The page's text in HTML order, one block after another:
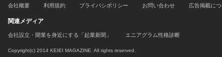
会社概要 利用規約 プライバシポリシー お問い合わせ 広告掲載に
関連メディア
会社設立・開業を身近にする「起業新聞」 エニアグラム性格診断
Copyright(c) 2014 KEIEI MAGAZINE. All rights reserved.